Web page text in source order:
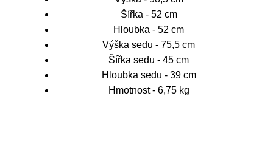
Šířka - 52 cm
Hloubka - 52 cm
Výška sedu - 75,5 cm
Šířka sedu - 45 cm
Hloubka sedu - 39 cm
Hmotnost - 6,75 kg